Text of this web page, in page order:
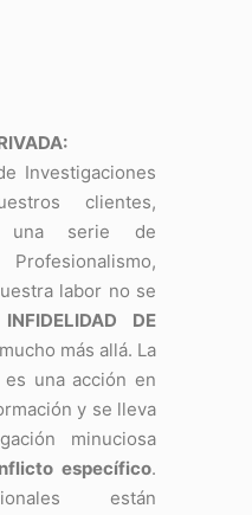
Investigaciones
clientes,
una serie de
labor no se
INFIDELIDAD DE
más allá. La
es una acción en
y se lleva
minuciosa
específico.
están